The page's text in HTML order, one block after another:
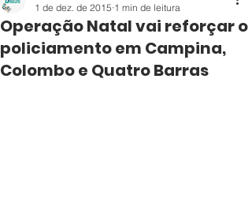
Operação Natal vai reforçar o
policiamento em Campina,
Colombo e Quatro Barras
1 de dez. de 2015 1 min de leitura